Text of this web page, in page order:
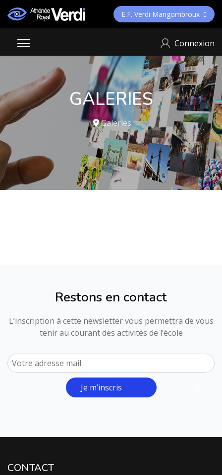
E.F. Verdi Mangombroux
Connexion
GALERIES
Galeries
Restons en contact
L’inscription à cette newsletter vous permettra de vous
tenir au courant des activités de l’école
Je m’inscris
CONTACT